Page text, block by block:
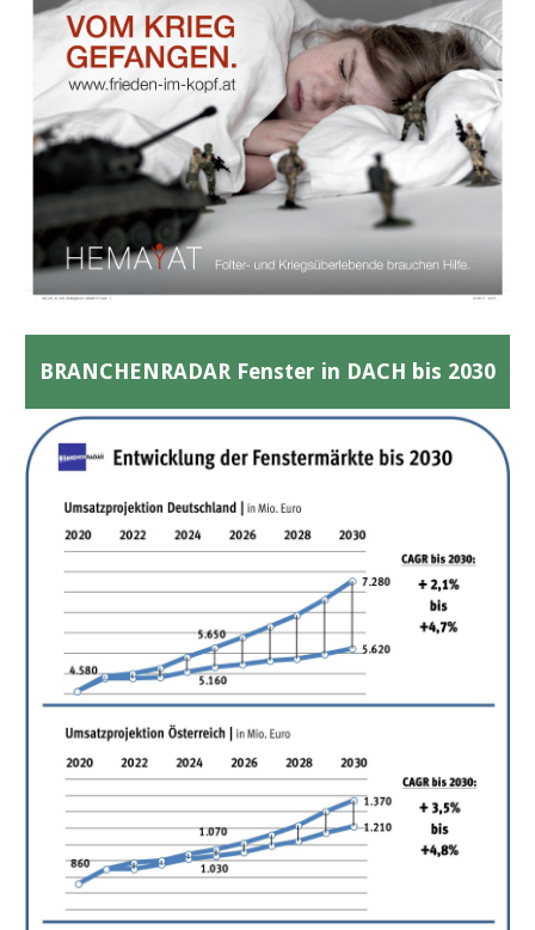
BRANCHENRADAR Fenster in DACH bis 2030